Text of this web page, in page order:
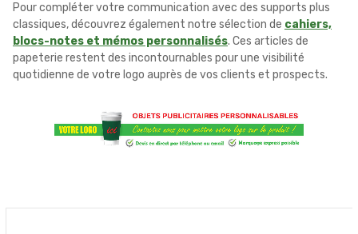
Pour compléter votre communication avec des supports plus
classiques, découvrez également notre sélection de cahiers,
blocs-notes et mémos personnalisés. Ces articles de
papeterie restent des incontournables pour une visibilité
quotidienne de votre logo auprès de vos clients et prospects.